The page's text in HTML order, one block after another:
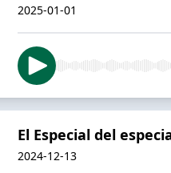
2025-01-01
El Especial del
2024-12-13